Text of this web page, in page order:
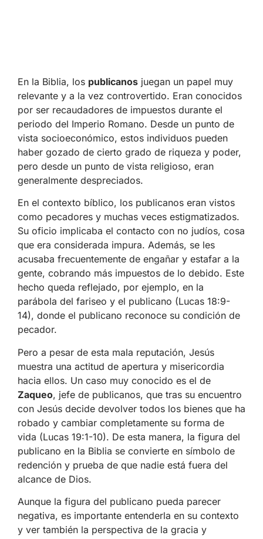
En la Biblia, los publicanos juegan un papel muy
relevante y a la vez controvertido. Eran conocidos
por ser recaudadores de impuestos durante el
periodo del Imperio Romano. Desde un punto de
vista socioeconómico, estos individuos pueden
haber gozado de cierto grado de riqueza y poder,
pero desde un punto de vista religioso, eran
generalmente despreciados.
En el contexto bíblico, los publicanos eran vistos
como pecadores y muchas veces estigmatizados.
Su oficio implicaba el contacto con no judíos, cosa
que era considerada impura. Además, se les
acusaba frecuentemente de engañar y estafar a la
gente, cobrando más impuestos de lo debido. Este
hecho queda reflejado, por ejemplo, en la
parábola del fariseo y el publicano (Lucas 18:9-
14), donde el publicano reconoce su condición de
pecador.
Pero a pesar de esta mala reputación, Jesús
muestra una actitud de apertura y misericordia
hacia ellos. Un caso muy conocido es el de
Zaqueo, jefe de publicanos, que tras su encuentro
con Jesús decide devolver todos los bienes que ha
robado y cambiar completamente su forma de
vida (Lucas 19:1-10). De esta manera, la figura del
publicano en la Biblia se convierte en símbolo de
redención y prueba de que nadie está fuera del
alcance de Dios.
Aunque la figura del publicano pueda parecer
negativa, es importante entenderla en su contexto
y ver también la perspectiva de la gracia y